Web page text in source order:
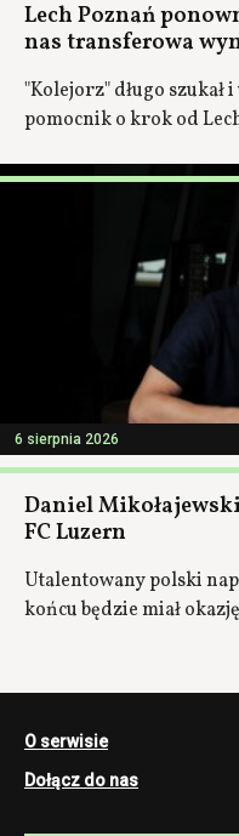
Lech Poznań
nas transferowa
"Kolejorz" długo szukał
pomocnik o krok od
6 sierpnia 2026
Daniel
FC Luzern
Utalentowany polski
końcu będzie miał
O serwisie
Dołącz do nas